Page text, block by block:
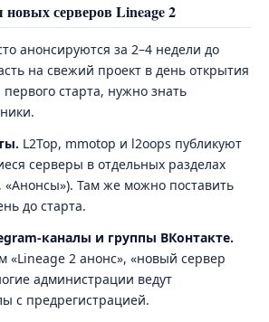
новых серверов Lineage 2
анонсируются за 2–4 недели до
на свежий проект в день открытия
старта, нужно знать
L2Top, mmotop и l2oops публикуют
серверы в отдельных разделах
«Анонсы»). Там же можно поставить
до старта.
каналы и группы ВКонтакте.
«Lineage 2 анонс», «новый сервер
администрации ведут
с предрегистрацией.